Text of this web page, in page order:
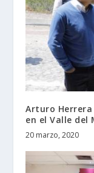
Arturo Herrera
en el Valle del
20 marzo, 2020